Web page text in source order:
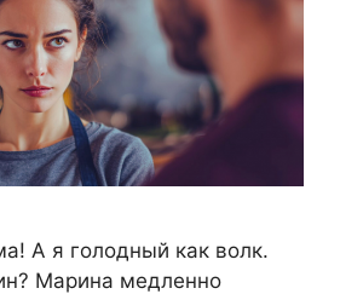
А я голодный как волк.
Марина медленно